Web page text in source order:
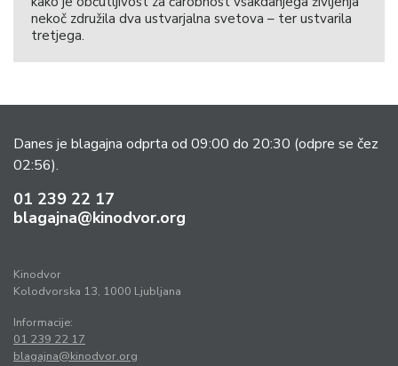
nekoč združila dva ustvarjalna svetova – ter ustvarila
tretjega.
Danes je blagajna odprta od 09:00 do 20:30 (odpre se čez
02:56).
01 239 22 17
blagajna@kinodvor.org
Kinodvor
Kolodvorska 13, 1000 Ljubljana
Informacije:
01 239 22 17
blagajna@kinodvor.org